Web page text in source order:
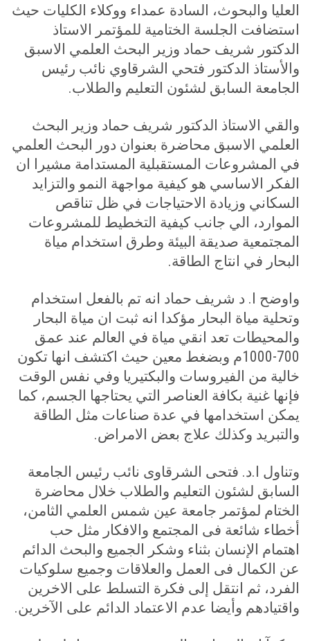
العليا والبحوث، السادة عمداء ووكلاء الكليات حيث
استضافت الجلسة الختامية للمؤتمر الاستاذ
الدكتور شريف حماد وزير البحث العلمي الاسبق
والأستاذ الدكتور فتحي الشرقاوي نائب رئيس
الجامعة السابق لشئون التعليم والطلاب.
والقي الاستاذ الدكتور شريف حماد وزير البحث
العلمي الاسبق محاضرة بعنوان دور البحث العلمي
في المشروعات المستقبلية المستدامة مشيرا ان
الفكر الاساسي هو كيفية مواجهة النمو والتزايد
السكاني وزيادة الاحتياجات في ظل تناقص
الموارد، الي جانب كيفية التخطيط للمشروعات
المجتمعية صديقة البيئة وطرق استخدام مياة
البحار في انتاج الطاقة.
واوضح ا. د شريف حماد انه تم بالفعل استخدام
وتحلية مياة البحار مؤكدا انه ثبت ان مياة البحار
والمحيطات تعد انقي مياة في العالم عند عمق
700-1000م وبضغط معين حيث اكتشف انها تكون
خالية من الفيروسات والبكتيريا وفي نفس الوقت
فإنها غنية بكافة العناصر التي يحتاجها الجسم، كما
يمكن استخدامها في عدة صناعات مثل الطاقة
والتبريد وكذلك علاج بعض الامراض.
وتناول ا.د. فتحى الشرقاوى نائب رئيس الجامعة
السابق لشئون التعليم والطلاب خلال محاضرة
الختام لمؤتمر جامعة عين شمس العلمي الثامن،
أخطاء شائعة فى المجتمع والافكار مثل حب
اهتمام الإنسان بثناء وشكر الجميع والبحث الدائم
عن الكمال فى العمل والعلاقات وجميع سلوكيات
الفرد، ثم انتقل إلى فكرة التسلط على الاخرين
واقتيادهم وأيضا عدم الاعتماد الدائم على الآخرين.